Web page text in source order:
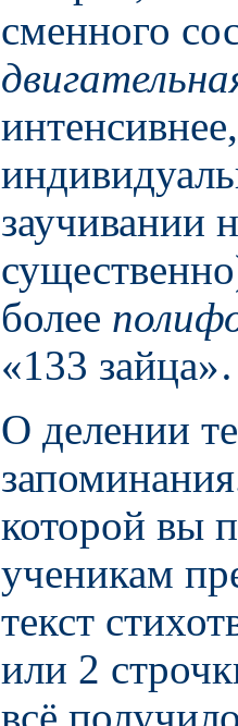
сменного
заучивании
более
«133
О делении
которой вы
ученикам
текст
или 2